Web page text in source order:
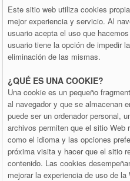
Este sitio web utiliza cookies
mejor experiencia y servicio. Al
usuario acepta el uso que
usuario tiene la opción de impedir
eliminación de las mismas.
¿QUÉ ES UNA COOKIE?
Una cookie es un pequeño
al navegador y que se almacenan
puede ser un ordenador personal,
archivos permiten que el sitio Web
como el idioma y las opciones
próxima visita y hacer que el sitio
contenido. Las cookies
mejorar la experiencia de uso de la